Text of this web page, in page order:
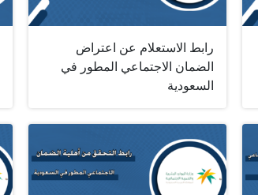
رابط الاستعلام عن اعتراض
الضمان الاجتماعي المطور في
السعودية